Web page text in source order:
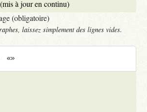
(obligatoire)
laissez simplement des lignes vides.